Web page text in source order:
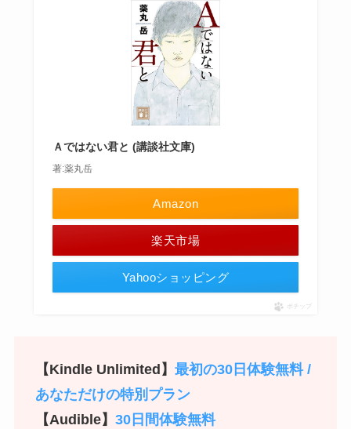
Ａではない君と (講談社文庫)
著:薬丸岳
Amazon
楽天市場
Yahooショッピング
ポチップ
【Kindle Unlimited】 最初の30日体験無料 /
あなただけの特別プラン
【Audible】 30日間体験無料